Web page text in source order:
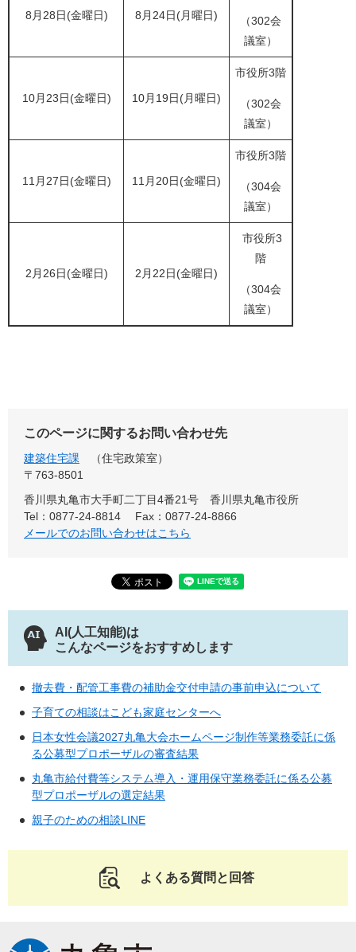
8月28日(金曜日) 8月24日(月曜日)
（302会
議室）
10月23日(金曜日) 10月19日(月曜日)
市役所3階
（302会
議室）
11月27日(金曜日) 11月20日(金曜日)
市役所3階
（304会
議室）
2月26日(金曜日) 2月22日(金曜日)
市役所3
階
（304会
議室）
このページに関するお問い合わせ先
建築住宅課
住宅政策室
〒763-8501
香川県丸亀市大手町二丁目4番21号 香川県丸亀市役所
Tel：0877-24-8814
Fax：0877-24-8866
メールでのお問い合わせはこちら
AI(人工知能)は
こんなページをおすすめします
撤去費・配管工事費の補助金交付申請の事前申込について
子育ての相談はこども家庭センターへ
日本女性会議2027丸亀大会ホームページ制作等業務委託に係
る公募型プロポーザルの審査結果
丸亀市給付費等システム導入・運用保守業務委託に係る公募
型プロポーザルの選定結果
親子のための相談LINE
よくある質問と回答